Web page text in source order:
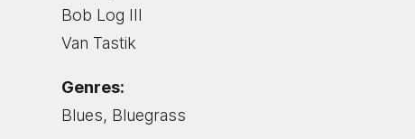
Bob Log III
Van Tastik
Genres:
Blues, Bluegrass